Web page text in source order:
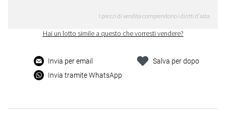
I prezzi di vendita comprendono i diritti d'asta
Hai un lotto simile a questo che vorresti vendere?
Invia per email
Invia tramite WhatsApp
Salva per dopo